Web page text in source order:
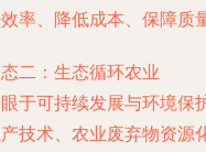
率、降低成本、保障质
二：生态循环农业
于可持续发展与环境保
技术、农业废弃物资源